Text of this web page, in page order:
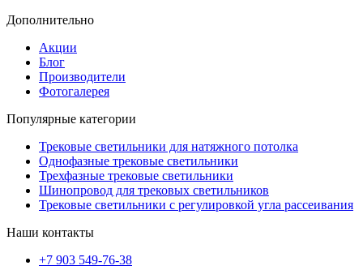
Дополнительно
Акции
Блог
Производители
Фотогалерея
Популярные категории
Трековые светильники для натяжного потолка
Однофазные трековые светильники
Трехфазные трековые светильники
Шинопровод для трековых светильников
Трековые светильники с регулировкой угла рассеивания
Наши контакты
+7 903 549-76-38